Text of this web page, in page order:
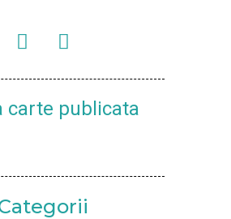
carte publicata